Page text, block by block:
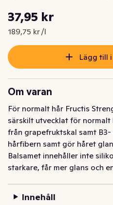
Nuvarande pris är: 37,95 kr
37,95 kr
189,75 kr /l
Styckpris: 189,75 kr /l
Lägg till
Om varan
För normalt hår Fructis
särskilt utvecklat för
från grapefruktskal samt
hårfibern samt gör håret
Balsamet innehåller inte
starkare, får mer glans och
formulas med aktiva
Innehåll